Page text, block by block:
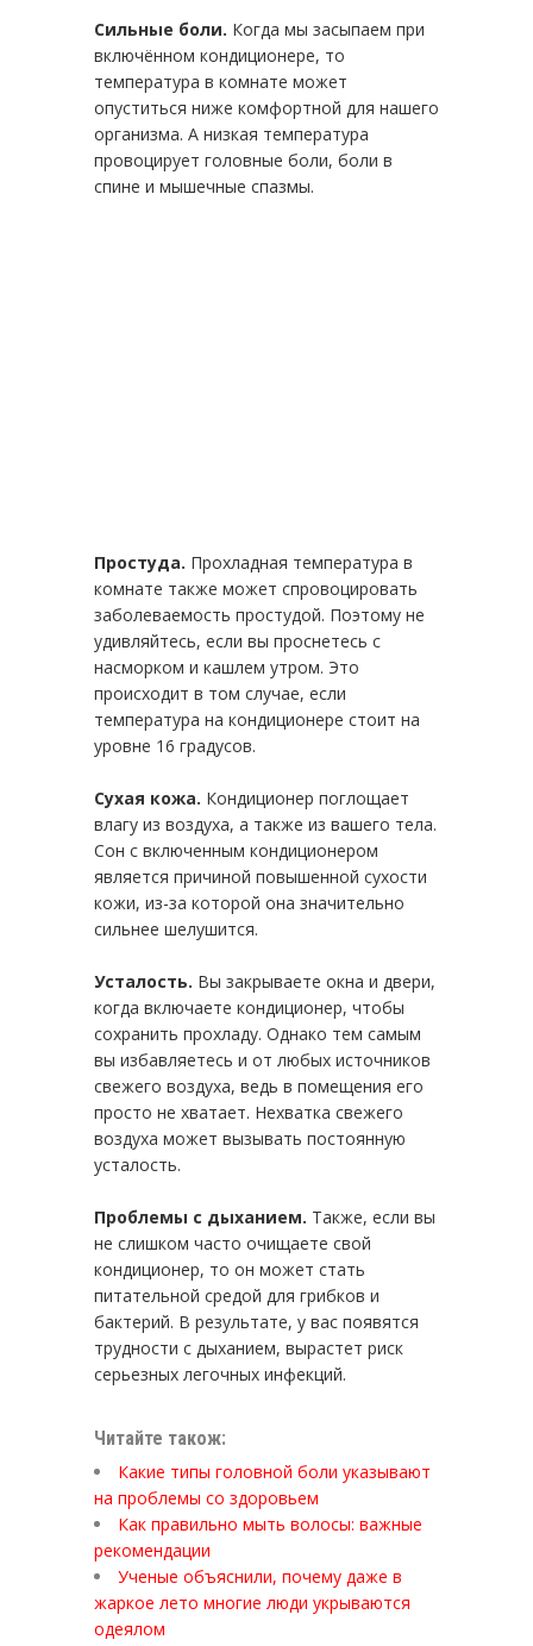
Сильные боли. Когда мы засыпаем при
включённом кондиционере, то
температура в комнате может
опуститься ниже комфортной для нашего
организма. А низкая температура
провоцирует головные боли, боли в
спине и мышечные спазмы.
Простуда. Прохладная температура в
комнате также может спровоцировать
заболеваемость простудой. Поэтому не
удивляйтесь, если вы проснетесь с
насморком и кашлем утром. Это
происходит в том случае, если
температура на кондиционере стоит на
уровне 16 градусов.
Сухая кожа. Кондиционер поглощает
влагу из воздуха, а также из вашего тела.
Сон с включенным кондиционером
является причиной повышенной сухости
кожи, из-за которой она значительно
сильнее шелушится.
Усталость. Вы закрываете окна и двери,
когда включаете кондиционер, чтобы
сохранить прохладу. Однако тем самым
вы избавляетесь и от любых источников
свежего воздуха, ведь в помещения его
просто не хватает. Нехватка свежего
воздуха может вызывать постоянную
усталость.
Проблемы с дыханием. Также, если вы
не слишком часто очищаете свой
кондиционер, то он может стать
питательной средой для грибков и
бактерий. В результате, у вас появятся
трудности с дыханием, вырастет риск
серьезных легочных инфекций.
Читайте також:
Какие типы головной боли указывают
на проблемы со здоровьем
Как правильно мыть волосы: важные
рекомендации
Ученые объяснили, почему даже в
жаркое лето многие люди укрываются
одеялом